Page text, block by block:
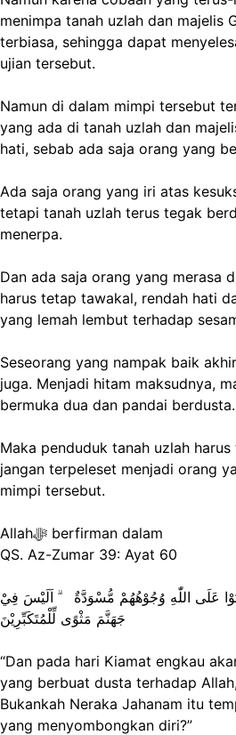
menimpa tanah uzlah dan majelis
terbiasa, sehingga dapat
ujian tersebut.
Namun di dalam mimpi tersebut
yang ada di tanah uzlah dan
hati, sebab ada saja orang yang
Ada saja orang yang iri atas
tetapi tanah uzlah terus tegak
menerpa.
Dan ada saja orang yang merasa
harus tetap tawakal, rendah hati
yang lemah lembut terhadap
Seseorang yang nampak baik
juga. Menjadi hitam maksudnya,
bermuka dua dan pandai berdusta.
Maka penduduk tanah uzlah
jangan terpeleset menjadi orang
mimpi tersebut.
Allahﷻ berfirman dalam
QS. Az-Zumar 39: Ayat 60
عَلَى اللّٰهِ وُجُوْهُهُمْ مُّسْوَدَّةٌ ۗ اَلَيْسَ فِيْ
جَهَنَّمَ مَثْوًى لِّلْمُتَكَبِّرِيْنَ
“Dan pada hari Kiamat engkau
yang berbuat dusta terhadap
Bukankah Neraka Jahanam itu
yang menyombongkan diri?”